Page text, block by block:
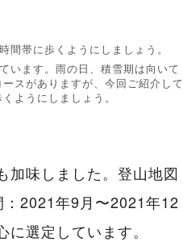
帯に歩くようにしましょう。
います。雨の日、積雪期は向いて
スがありますが、今回ご紹介して
ようにしましょう。
加味しました。登山地図
2021年9月〜2021年12
選定しています。